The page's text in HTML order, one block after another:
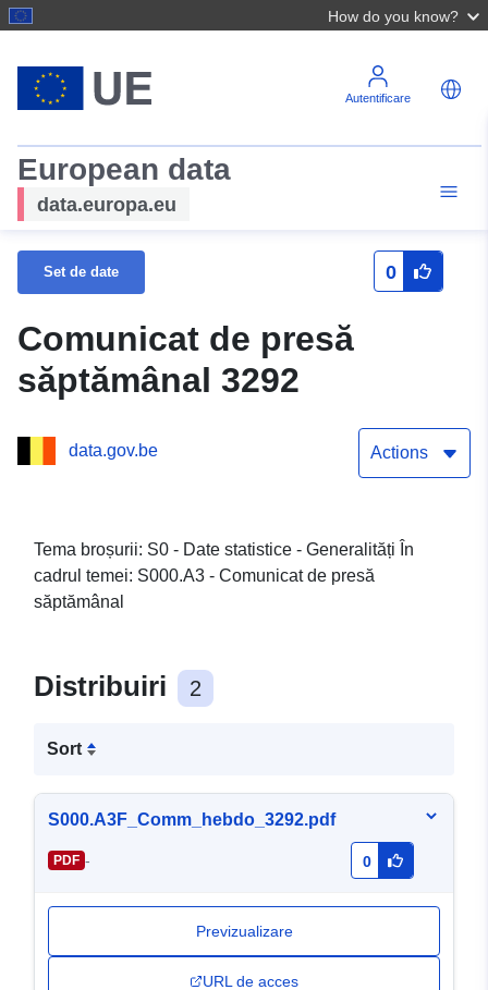
How do you know?
Autentificare
European data
data.europa.eu
Set de date 0
Comunicat de presă
săptămânal 3292
data.gov.be Actions
Tema broșurii: S0 - Date statistice - Generalități În
cadrul temei: S000.A3 - Comunicat de presă
săptămânal
Distribuiri 2
Sort
S000.A3F_Comm_hebdo_3292.pdf
PDF - 0
Previzualizare
URL de acces